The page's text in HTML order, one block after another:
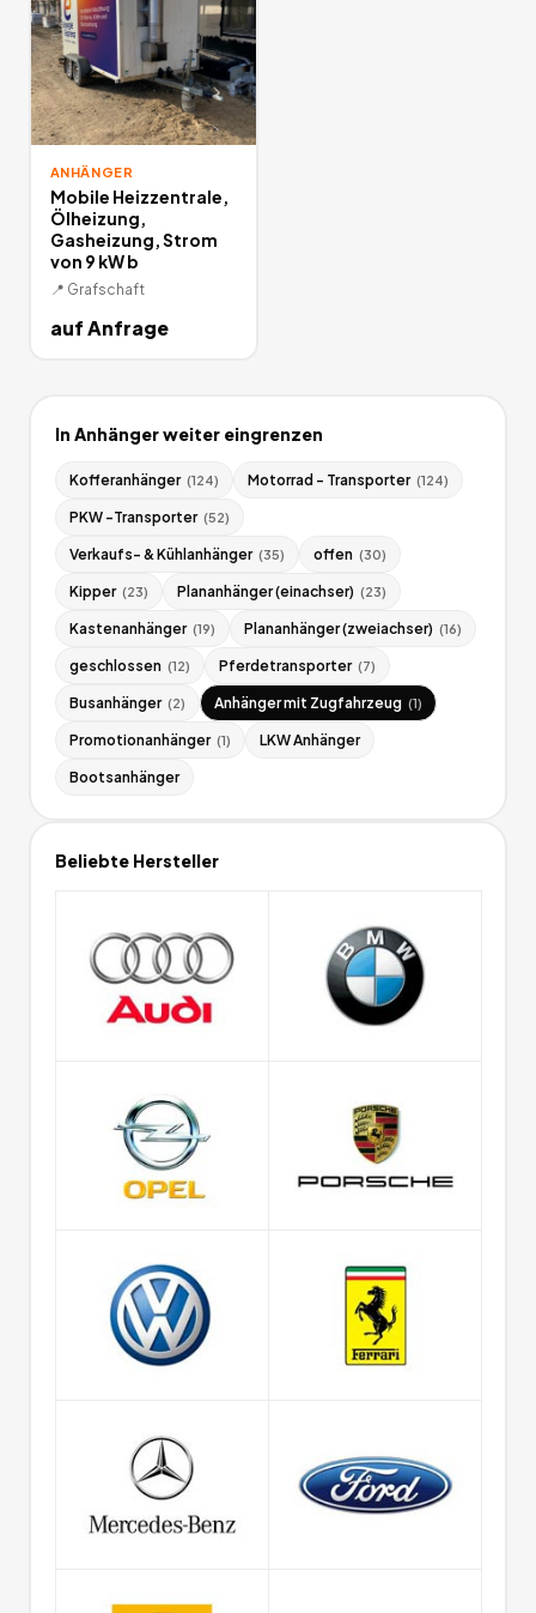
ANHÄNGER
Mobile Heizzentrale,
Ölheizung,
Gasheizung, Strom
von 9 kW b
📍 Grafschaft
auf Anfrage
In Anhängerweiter eingrenzen
Kofferanhänger (124) Motorrad - Transporter (124)
PKW -Transporter (52)
Verkaufs- & Kühlanhänger (35) offen (30)
Kipper (23) Plananhänger (einachser) (23)
Kastenanhänger (19) Plananhänger (zweiachser) (16)
geschlossen (12) Pferdetransporter (7)
Busanhänger (2) Anhänger mit Zugfahrzeug (1)
Promotionanhänger (1) LKW Anhänger
Bootsanhänger
Beliebte Hersteller